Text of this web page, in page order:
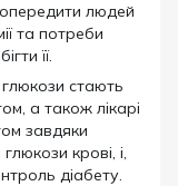
людей
та потреби
її.
стають
а також лікарі
завдяки
крові, і,
діабету.